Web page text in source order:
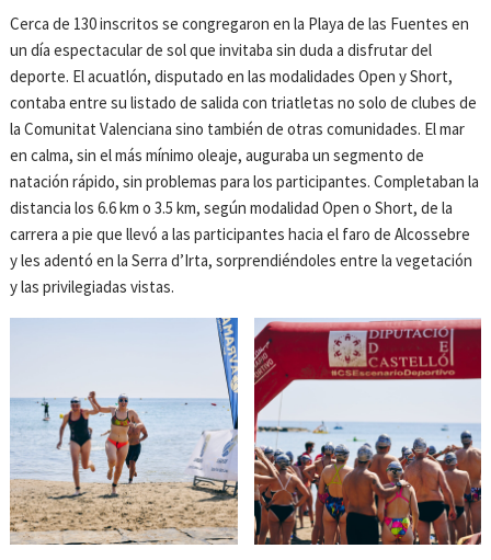
Cerca de 130 inscritos se congregaron en la Playa de las Fuentes en
un día espectacular de sol que invitaba sin duda a disfrutar del
deporte. El acuatlón, disputado en las modalidades Open y Short,
contaba entre su listado de salida con triatletas no solo de clubes de
la Comunitat Valenciana sino también de otras comunidades. El mar
en calma, sin el más mínimo oleaje, auguraba un segmento de
natación rápido, sin problemas para los participantes. Completaban la
distancia los 6.6 km o 3.5 km, según modalidad Open o Short, de la
carrera a pie que llevó a las participantes hacia el faro de Alcossebre
y les adentó en la Serra d’Irta, sorprendiéndoles entre la vegetación
y las privilegiadas vistas.